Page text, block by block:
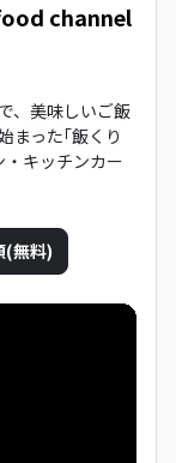
channel
、美味しいご飯
まった｢飯くり
キッチンカー
(無料)